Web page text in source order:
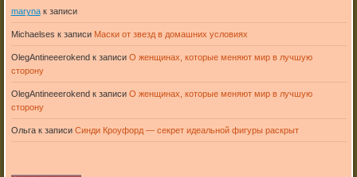
marynaк записи
Michaelses к записи Маски от звезд в домашних условиях
OlegAntineeerokendк записи О женщинах, которые меняют мир в лучшую
сторону
OlegAntineeerokendк записи О женщинах, которые меняют мир в лучшую
сторону
Ольгак записи Синди Кроуфорд — секрет идеальной фигуры раскрыт